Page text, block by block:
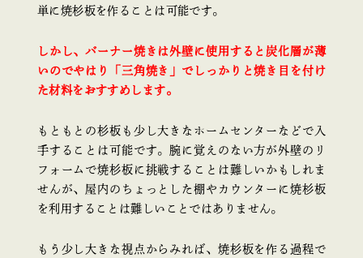
単に焼杉板を作ることは可能です。
しかし、バーナー焼きは外壁に使用すると炭化層が薄
いのでやはり「三角焼き」でしっかりと焼き目を付け
た材料をおすすめします。
もともとの杉板も少し大きなホームセンターなどで入
手することは可能です。腕に覚えのない方が外壁のリ
フォームで焼杉板に挑戦することは難しいかもしれま
せんが、屋内のちょっとした棚やカウンターに焼杉板
を利用することは難しいことではありません。
もう少し大きな視点からみれば、焼杉板を作る過程で